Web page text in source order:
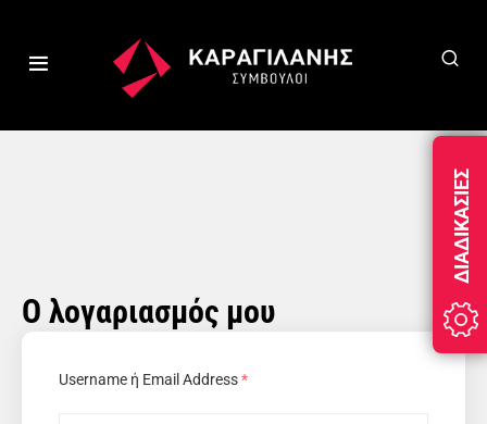
Ο λογαριασμός μου
Username ή Email Address*
ΔΙΑΔΙΚΑΣΊΕΣ